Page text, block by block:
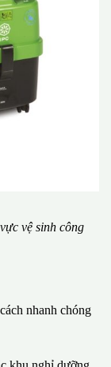
vệ sinh công
nhanh chóng